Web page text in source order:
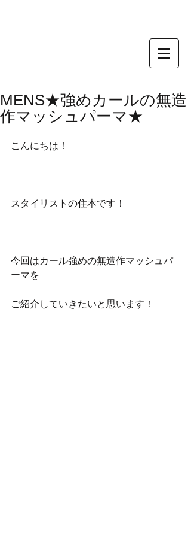
MENS★強めカールの無造
作マッシュパーマ★
こんにちは！
スタイリストの住本です！
今回はカール強めの無造作マッシュパ
ーマを
ご紹介していきたいと思います！